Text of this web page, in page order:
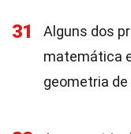
31
Alguns dos
matemática
geometria